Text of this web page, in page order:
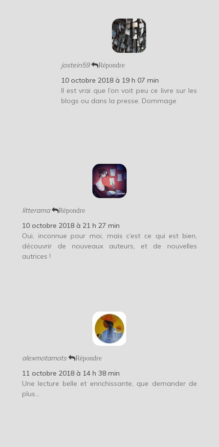
jostein59 Répondre
10 octobre 2018 à 19 h 07 min
Il est vrai que l’on voit peu ce livre sur les
blogs ou dans la presse. Dommage
litterama Répondre
10 octobre 2018 à 21 h 27 min
Oui, inconnue pour moi, mais c’est ce qui est bien,
découvrir de nouveaux auteurs, et de nouvelles
autrices !
alexmotamots Répondre
11 octobre 2018 à 14 h 38 min
Une lecture belle et enrichissante, que demander de
plus…